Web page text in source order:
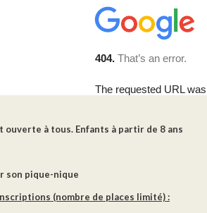
à tous. Enfants à partir de 8 ans
son pique-nique
(nombre de places limité) :